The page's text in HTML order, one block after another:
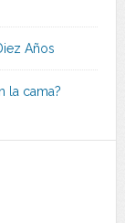
Años
la cama?